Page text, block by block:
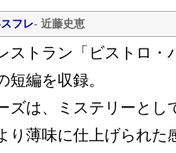
フレ- 近藤史恵
トラン「ビストロ・
短編を収録。
は、ミステリーとし
り薄味に仕上げられた